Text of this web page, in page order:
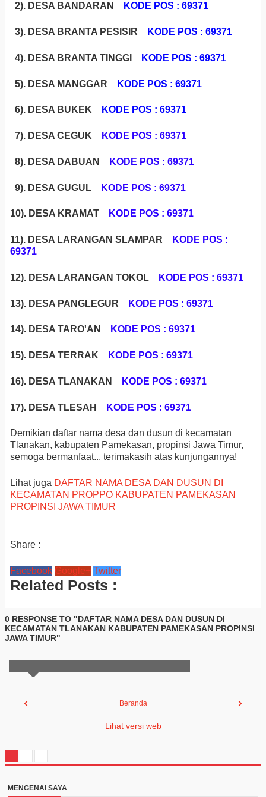
2). DESA BANDARAN KODE POS : 69371
3). DESA BRANTA PESISIR KODE POS : 69371
4). DESA BRANTA TINGGI KODE POS : 69371
5). DESA MANGGAR KODE POS : 69371
6). DESA BUKEK KODE POS : 69371
7). DESA CEGUK KODE POS : 69371
8). DESA DABUAN KODE POS : 69371
9). DESA GUGUL KODE POS : 69371
10). DESA KRAMAT KODE POS : 69371
11). DESA LARANGAN SLAMPAR
KODE POS :
69371
12). DESA LARANGAN TOKOL KODE POS : 69371
13). DESA PANGLEGUR KODE POS : 69371
14). DESA TARO'AN KODE POS : 69371
15). DESA TERRAK KODE POS : 69371
16). DESA TLANAKAN KODE POS : 69371
17). DESA TLESAH KODE POS : 69371
Demikian daftar nama desa dan dusun di kecamatan
Tlanakan, kabupaten Pamekasan, propinsi Jawa Timur,
semoga bermanfaat... terimakasih atas kunjungannya!
Lihat juga DAFTAR NAMA DESA DAN DUSUN DI
KECAMATAN PROPPO KABUPATEN PAMEKASAN
PROPINSI JAWA TIMUR
Share :
Facebook Google+ Twitter
Related Posts :
0 RESPONSE TO "DAFTAR NAMA DESA DAN DUSUN DI
KECAMATAN TLANAKAN KABUPATEN PAMEKASAN PROPINSI
JAWA TIMUR"
‹ ›
Beranda
Lihat versi web
MENGENAI SAYA